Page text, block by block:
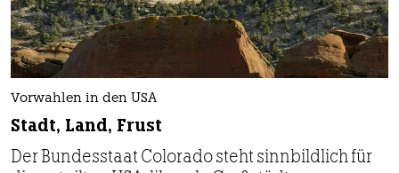
Vorwahlen in den USA
Stadt, Land, Frust
Der Bundesstaat Colorado steht sinnbildlich für